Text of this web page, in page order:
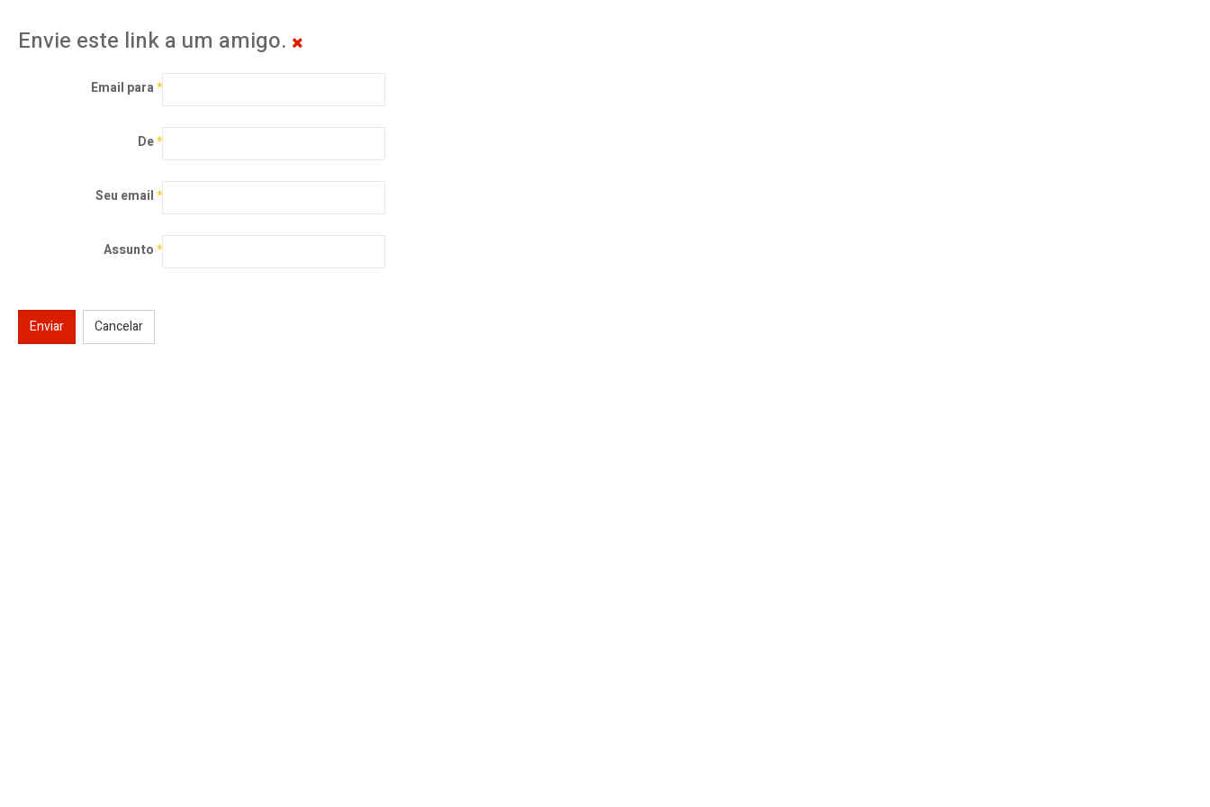
Envie este link a um amigo.
Email para*
De*
Seu email*
Assunto*
Enviar Cancelar